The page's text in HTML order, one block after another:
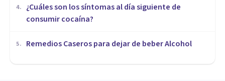
4.
¿Cuáles son los síntomas al día siguiente de
consumir cocaína?
5. Remedios Caseros para dejar de beber Alcohol